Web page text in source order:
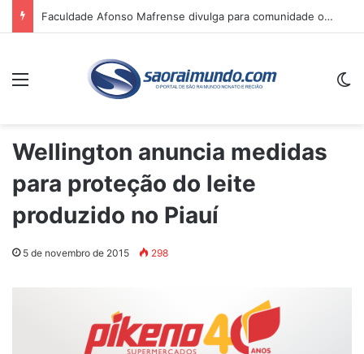
Faculdade Afonso Mafrense divulga para comunidade os resultados da CPA 2025
Menu
Wellington anuncia medidas
para proteção do leite
produzido no Piauí
5 de novembro de 2015 298